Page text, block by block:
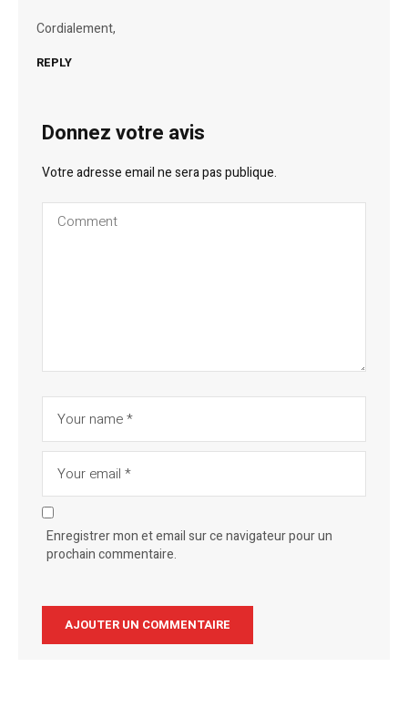
Cordialement,
REPLY
Donnez votre avis
Votre adresse email ne sera pas publique.
Enregistrer mon et email sur ce navigateur pour un
prochain commentaire.